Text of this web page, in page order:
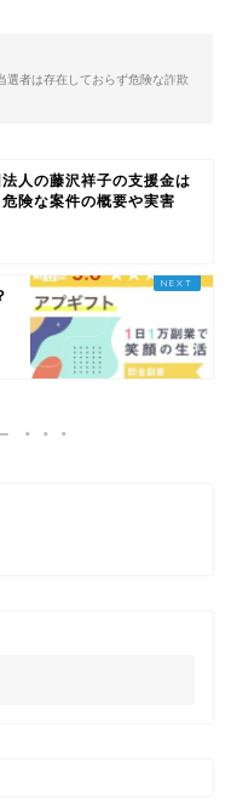
選者は存在しておらず危険な詐欺
人の藤沢祥子の支援金は
険な案件の概要や実害